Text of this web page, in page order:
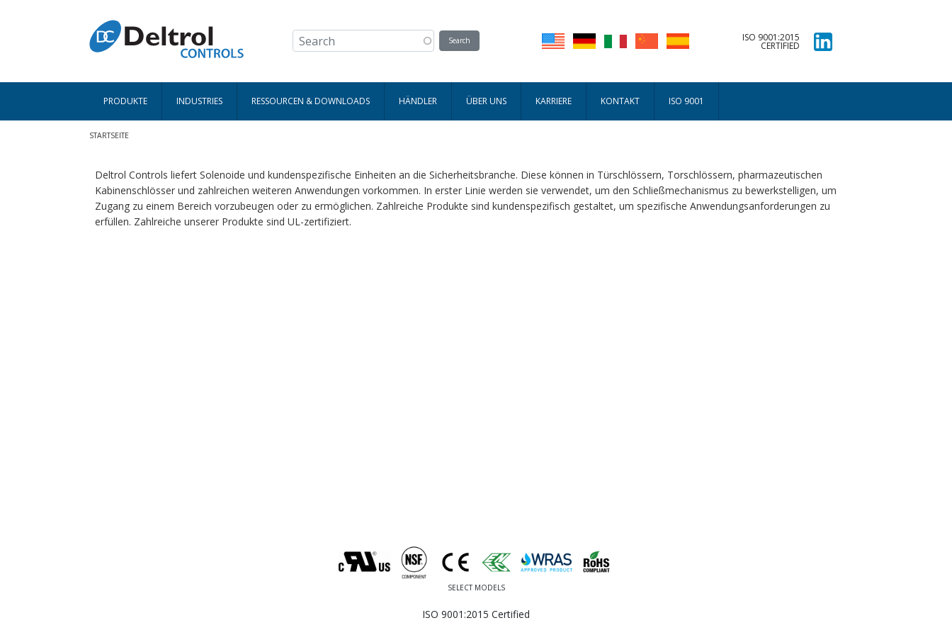
ISO 9001:2015
CERTIFIED
PRODUKTE INDUSTRIES RESSOURCEN & DOWNLOADS HÄNDLER ÜBER UNS KARRIERE KONTAKT ISO 9001
Pfadnavigation
STARTSEITE
Deltrol Controls liefert Solenoide und kundenspezifische Einheiten an die Sicherheitsbranche. Diese können in Türschlössern, Torschlössern, pharmazeutischen
Kabinenschlösser und zahlreichen weiteren Anwendungen vorkommen. In erster Linie werden sie verwendet, um den Schließmechanismus zu bewerkstelligen, um
Zugang zu einem Bereich vorzubeugen oder zu ermöglichen. Zahlreiche Produkte sind kundenspezifisch gestaltet, um spezifische Anwendungsanforderungen zu
erfüllen. Zahlreiche unserer Produkte sind UL-zertifiziert.
SELECT MODELS
ISO 9001:2015 Certified